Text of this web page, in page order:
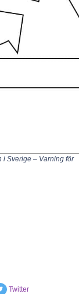
i Sverige – Varning för
Twitter